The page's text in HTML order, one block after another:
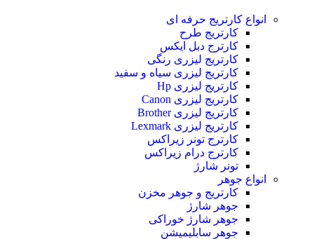
انواع کارتریج حرفه ای
کارتریج طرح
کارترج دبل ایکس
کارتریج لیزری رنگی
کارتریج لیزری سیاه و سفید
کارتریج لیزری Hp
کارتریج لیزری Canon
کارتریج لیزری Brother
کارتریج لیزری Lexmark
کارترج تونر زیراکس
کارترج درام زیراکس
تونر شارژ
انواع جوهر
کارتریج و جوهر مخزن
جوهر شارژ
جوهر شارژ خوراکی
جوهر سابلیمیشن